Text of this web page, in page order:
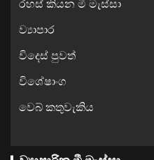
රහස් කියන මී මැස්සා
ව්‍යාපාර
විදෙස් පුවත්
විශේෂාංග
වෙබ් කතුවැකිය